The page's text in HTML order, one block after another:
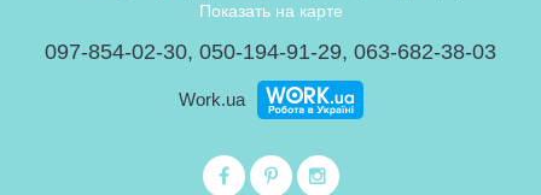
Показать на карте
097-854-02-30, 050-194-91-29, 063-682-38-03
Work.ua